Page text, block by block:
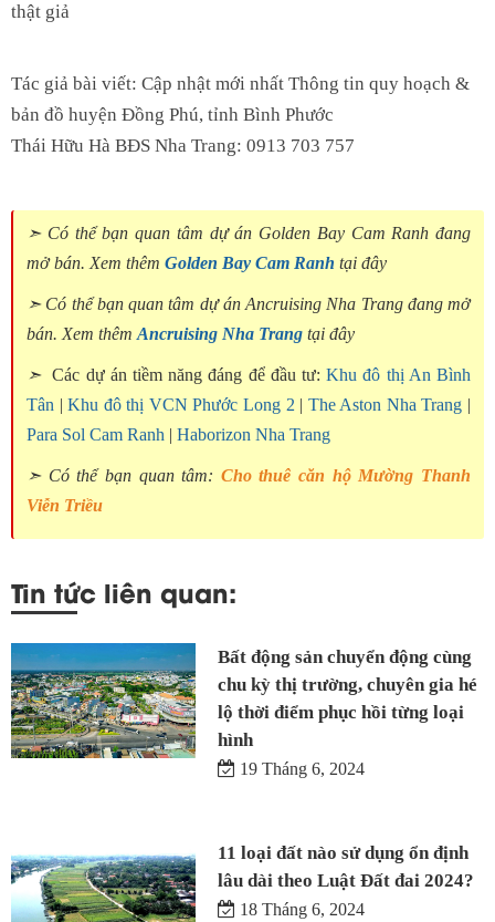
thật giả
Tác giả bài viết: Cập nhật mới nhất Thông tin quy hoạch &
bản đồ huyện Đồng Phú, tỉnh Bình Phước
Thái Hữu Hà BĐS Nha Trang: 0913 703 757
➣ Có thể bạn quan tâm dự án Golden Bay Cam Ranh đang
mở bán. Xem thêm Golden Bay Cam Ranh tại đây
➣ Có thể bạn quan tâm dự án Ancruising Nha Trang đang mở
bán. Xem thêm Ancruising Nha Trang tại đây
➣ Các dự án tiềm năng đáng để đầu tư:Khu đô thị An Bình
Tân |Khu đô thị VCN Phước Long 2 | The Aston Nha Trang |
Para Sol Cam Ranh | Haborizon Nha Trang
➣ Có thể bạn quan tâm: Cho thuê căn hộ Mường Thanh
Viễn Triều
Tin tức liên quan:
Bất động sản chuyển động cùng
chu kỳ thị trường, chuyên gia hé
lộ thời điểm phục hồi từng loại
hình
19 Tháng 6, 2024
11 loại đất nào sử dụng ổn định
lâu dài theo Luật Đất đai 2024?
18 Tháng 6, 2024